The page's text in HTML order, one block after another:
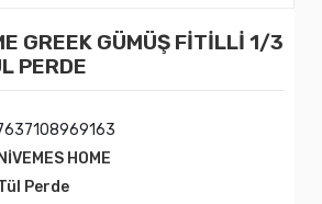
GREEK GÜMÜŞ FİTİLLİ 1/3
PERDE
HOME
Perde